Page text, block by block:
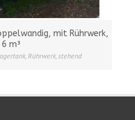
mit Rührwerk,
m³
,Rührwerk,stehend